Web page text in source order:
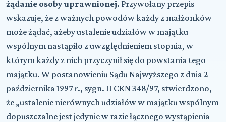
żądanie osoby uprawnionej. Przywołany przepis
wskazuje, że z ważnych powodów każdy z małżonków
może żądać, ażeby ustalenie udziałów w majątku
wspólnym nastąpiło z uwzględnieniem stopnia, w
którym każdy z nich przyczynił się do powstania tego
majątku. W postanowieniu Sądu Najwyższego z dnia 2
października 1997 r., sygn. II CKN 348/97, stwierdzono,
że „ustalenie nierównych udziałów w majątku wspólnym
dopuszczalne jest jedynie w razie łącznego wystąpienia